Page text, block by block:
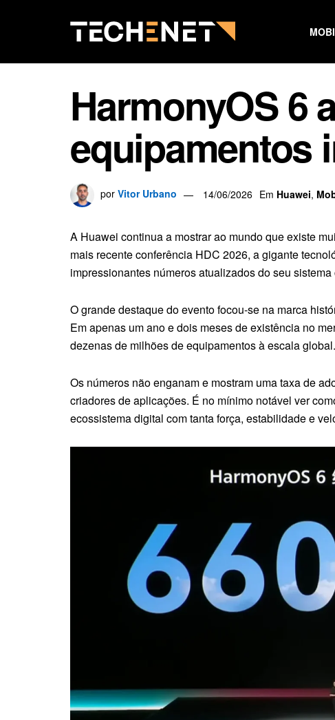
HarmonyOS 6
equipamentos
por Vitor Urbano 14/06/2026 Em Huawei,
A Huawei continua a mostrar ao mundo que existe
mais recente conferência HDC 2026, a gigante
impressionantes números atualizados do seu sistema
O grande destaque do evento focou-se na marca
Em apenas um ano e dois meses de existência no
dezenas de milhões de equipamentos à escala global.
Os números não enganam e mostram uma taxa de
criadores de aplicações. É no mínimo notável ver
ecossistema digital com tanta força, estabilidade e